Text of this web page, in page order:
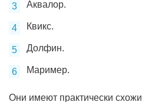
Аквалор.
Квикс.
Долфин.
Маример.
Они имеют практически